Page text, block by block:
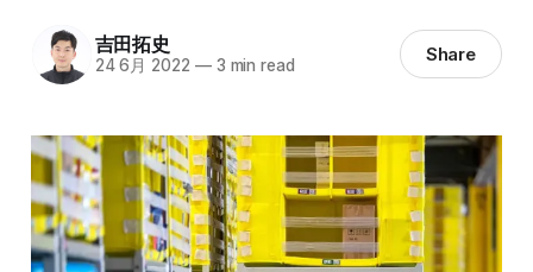
吉田拓史
24 6月 2022 —3 min read Share